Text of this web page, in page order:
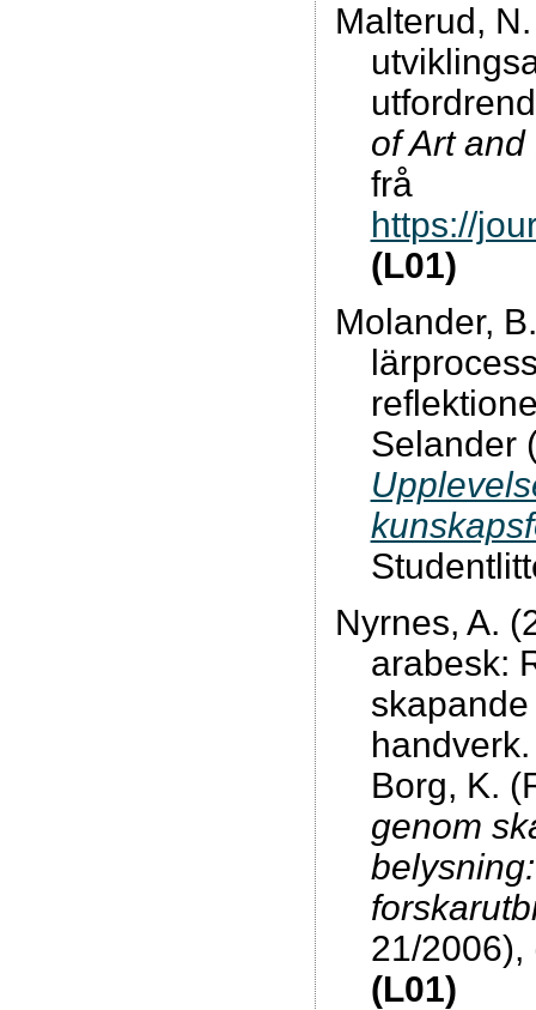
Malterud,
of Art
frå
https://
(L01)
Molander,
Selander
Nyrnes, A.
arabesk:
Borg, K.
genom
21/2006),
(L01)